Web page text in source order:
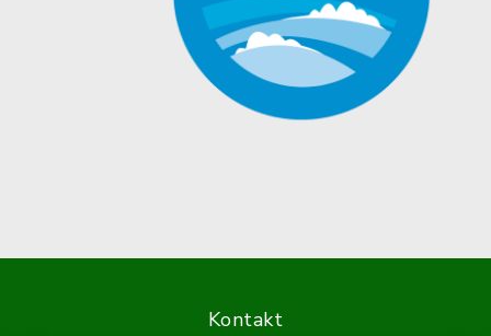
Kontakt